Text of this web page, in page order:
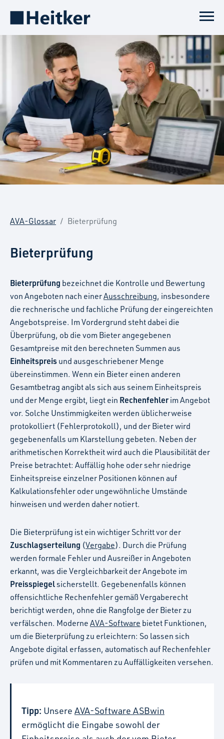
AVA-Glossar Bieterprüfung
Bieterprüfung
Bieterprüfung bezeichnet die Kontrolle und Bewertung
von Angeboten nach einerAusschreibung, insbesondere
die rechnerische und fachliche Prüfung der eingereichten
Angebotspreise. Im Vordergrund steht dabei die
Überprüfung, ob die vom Bieter angegebenen
Gesamtpreise mit den berechneten Summen aus
Einheitspreis und ausgeschriebener Menge
übereinstimmen. Wenn ein Bieter einen anderen
Gesamtbetrag angibt als sich aus seinem Einheitspreis
und der Menge ergibt, liegt ein Rechenfehlerim Angebot
vor. Solche Unstimmigkeiten werden üblicherweise
protokolliert (Fehlerprotokoll), und der Bieter wird
gegebenenfalls um Klarstellung gebeten. Neben der
arithmetischen Korrektheit wird auch die Plausibilität der
Preise betrachtet: Auffällig hohe oder sehr niedrige
Einheitspreise einzelner Positionen können auf
Kalkulationsfehler oder ungewöhnliche Umstände
hinweisen und werden daher notiert.
Die Bieterprüfung ist ein wichtiger Schritt vor der
Zuschlagserteilung (Vergabe). Durch die Prüfung
werden formale Fehler und Ausreißer in Angeboten
erkannt, was die Vergleichbarkeit der Angebote im
Preisspiegelsicherstellt. Gegebenenfalls können
offensichtliche Rechenfehler gemäß Vergaberecht
berichtigt werden, ohne die Rangfolge der Bieter zu
verfälschen. Moderne AVA-Software bietet Funktionen,
um die Bieterprüfung zu erleichtern: So lassen sich
Angebote digital erfassen, automatisch auf Rechenfehler
prüfen und mit Kommentaren zu Auffälligkeiten versehen.
Tipp: Unsere AVA-Software ASBwin
ermöglicht die Eingabe sowohl der